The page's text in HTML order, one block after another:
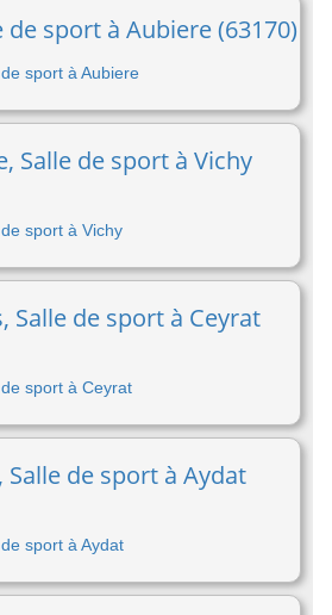
de sport à Aubiere (63170)
sport à Aubiere
Salle de sport à Vichy
sport à Vichy
Salle de sport à Ceyrat
sport à Ceyrat
Salle de sport à Aydat
sport à Aydat